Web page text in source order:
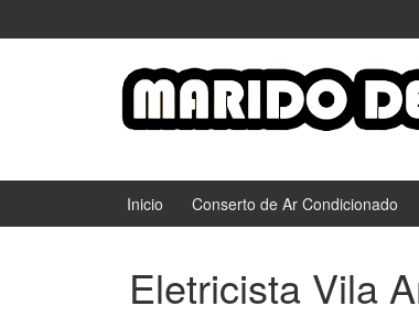
Inicio Conserto de Ar Condicionado
Eletricista Vila